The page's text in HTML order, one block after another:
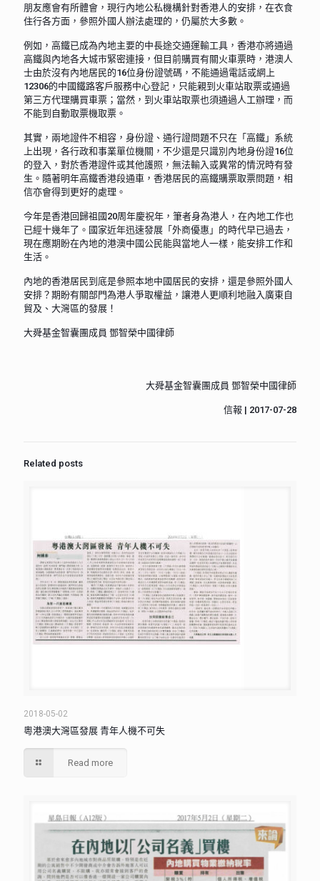
朋友應會有所體會，現行內地公私機構針對香港人的安排，在衣食
住行各方面，參照外國人辦法處理的，仍屬於大多數。
例如，高鐵已成為內地主要的中長途交通運輸工具，香港亦將通過
高鐵與內地各大城市緊密連接，但目前購買有關火車票時，港澳人
士由於沒有內地居民的16位身份證號碼，不能通過電話或網上
12306的中國鐵路客戶服務中心登記，只能親到火車站取票或通過
第三方代理購買車票；當然，到火車站取票也須通過人工辦理，而
不能到自動取票機取票。
其實，兩地證件不相容，身份證、通行證問題不只在「高鐵」系統
上出現，各行政和事業單位機關，不少還是只識別內地身份證16位
的登入，對於香港證件或其他護照，無法輸入或異常的情況時有發
生。隨著明年高鐵香港段通車，香港居民的高鐵購票取票問題，相
信亦會得到更好的處理。
今年是香港回歸祖國20周年慶祝年，筆者身為港人，在內地工作也
已經十幾年了。國家近年迅速發展「外商優惠」的時代早已過去，
現在應期盼在內地的港澳中國公民能與當地人一樣，能安排工作和
生活。
內地的香港居民到底是參照本地中國居民的安排，還是參照外國人
安排？期盼有關部門為港人爭取權益，讓港人更順利地融入廣東自
貿及、大灣區的發展！
大舜基金智囊團成員 鄧智榮中國律師
大舜基金智囊團成員 鄧智榮中國律師
信報 | 2017-07-28
Related posts
2018-05-02
粵港澳大灣區發展 青年人機不可失
Read more